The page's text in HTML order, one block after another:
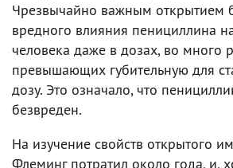
Чрезвычайно важным открытием
вредного влияния пенициллина
человека даже в дозах, во много
превышающих губительную для
дозу. Это означало, что
безвреден.
На изучение свойств открытого
Флеминг потратил около года, и,